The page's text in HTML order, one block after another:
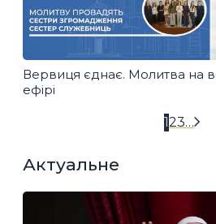
Вервиця єднає. Молитва на
ефірі
123…
Актуальне